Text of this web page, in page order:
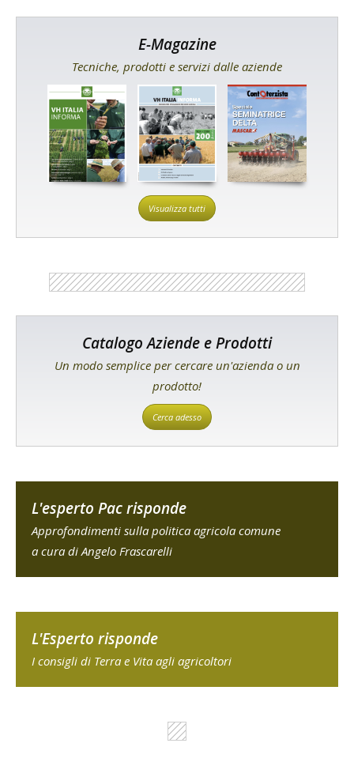
E-Magazine
Tecniche, prodotti e servizi dalle aziende
Visualizza tutti
Catalogo Aziende e Prodotti
Un modo semplice per cercare un'azienda o un
prodotto!
Cerca adesso
L'esperto Pac risponde
Approfondimenti sulla politica agricola comune
a cura di Angelo Frascarelli
L'Esperto risponde
I consigli di Terra e Vita agli agricoltori